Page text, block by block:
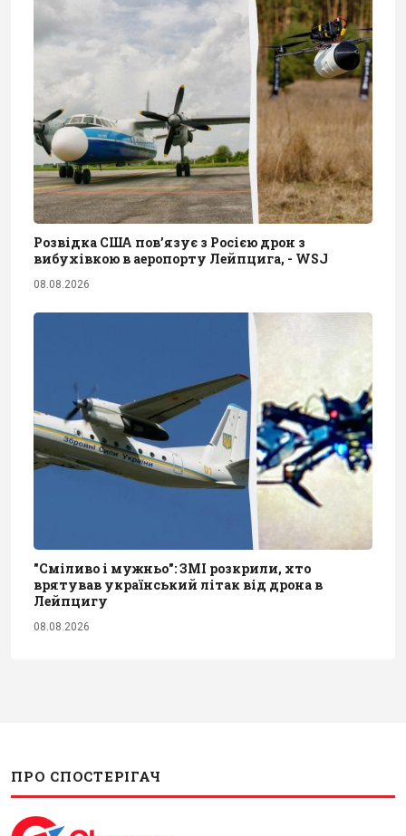
Розвідка США пов’язує з Росією дрон з
вибухівкою в аеропорту Лейпцига, - WSJ
08.08.2026
"Сміливо і мужньо": ЗМІ розкрили, хто
врятував український літак від дрона в
Лейпцигу
08.08.2026
ПРО СПОСТЕРІГАЧ